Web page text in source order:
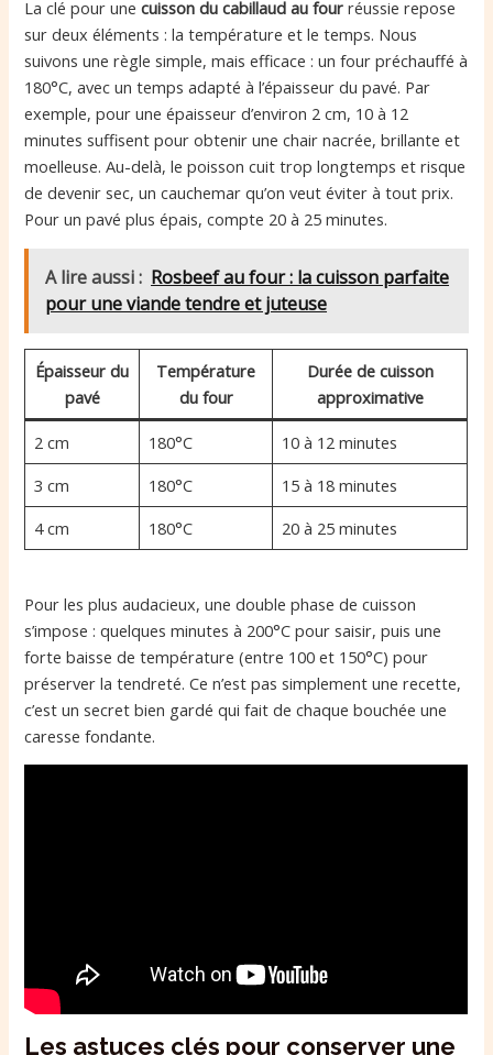
La clé pour unecuisson du cabillaud au four réussie repose
sur deux éléments : la température et le temps. Nous
suivons une règle simple, mais efficace : un four préchauffé à
180°C, avec un temps adapté à l’épaisseur du pavé. Par
exemple, pour une épaisseur d’environ 2 cm, 10 à 12
minutes suffisent pour obtenir une chair nacrée, brillante et
moelleuse. Au-delà, le poisson cuit trop longtemps et risque
de devenir sec, un cauchemar qu’on veut éviter à tout prix.
Pour un pavé plus épais, compte 20 à 25 minutes.
A lire aussi : Rosbeef au four : la cuisson parfaite
pour une viande tendre et juteuse
Épaisseur du
pavé
Température
du four
Durée de cuisson
approximative
2 cm 180°C
10 à 12 minutes
3 cm
180°C
15 à 18 minutes
4 cm
180°C 20 à 25 minutes
Pour les plus audacieux, une double phase de cuisson
s’impose : quelques minutes à 200°C pour saisir, puis une
forte baisse de température (entre 100 et 150°C) pour
préserver la tendreté. Ce n’est pas simplement une recette,
c’est un secret bien gardé qui fait de chaque bouchée une
caresse fondante.
Les astuces clés pour conserver une